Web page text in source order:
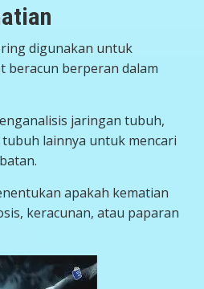
digunakan untuk
beracun berperan dalam
jaringan tubuh,
lainnya untuk mencari
apakah kematian
keracunan, atau paparan